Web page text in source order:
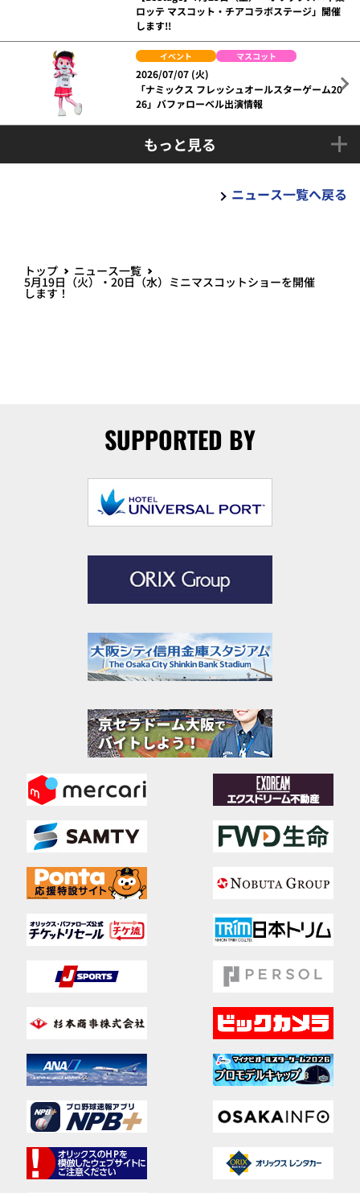
ロッテ マスコット・チアコラボステージ」開催
します!!
イベント マスコット
2026/07/07 (火)
「ナミックス フレッシュオールスターゲーム20
26」バファローベル出演情報
もっと見る
ニュース一覧へ戻る
トップ ニュース一覧
5月19日（火）・20日（水）ミニマスコットショーを開催
します！
SUPPORTED BY